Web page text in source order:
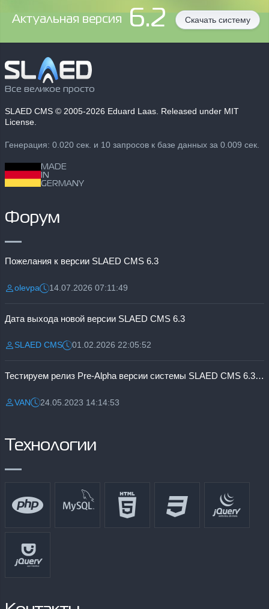
Aктуальная версия 6.2 Скачать систему
Все великое просто
SLAED CMS © 2005-2026 Eduard Laas. Released under MIT
License.
Генерация: 0.020 сек. и 10 запросов к базе данных за 0.009 сек.
MADE
IN
GERMANY
Форум
Пожелания к версии SLAED CMS 6.3
Разместил:
olevpaДата:14.07.2026 07:11:49
Дата выхода новой версии SLAED CMS 6.3
Разместил:
SLAED CMSДата:01.02.2026 22:05:52
Тестируем релиз Pre-Alpha версии системы SLAED CMS 6.3 Pro
Разместил:
VANДата:24.05.2023 14:14:53
Технологии